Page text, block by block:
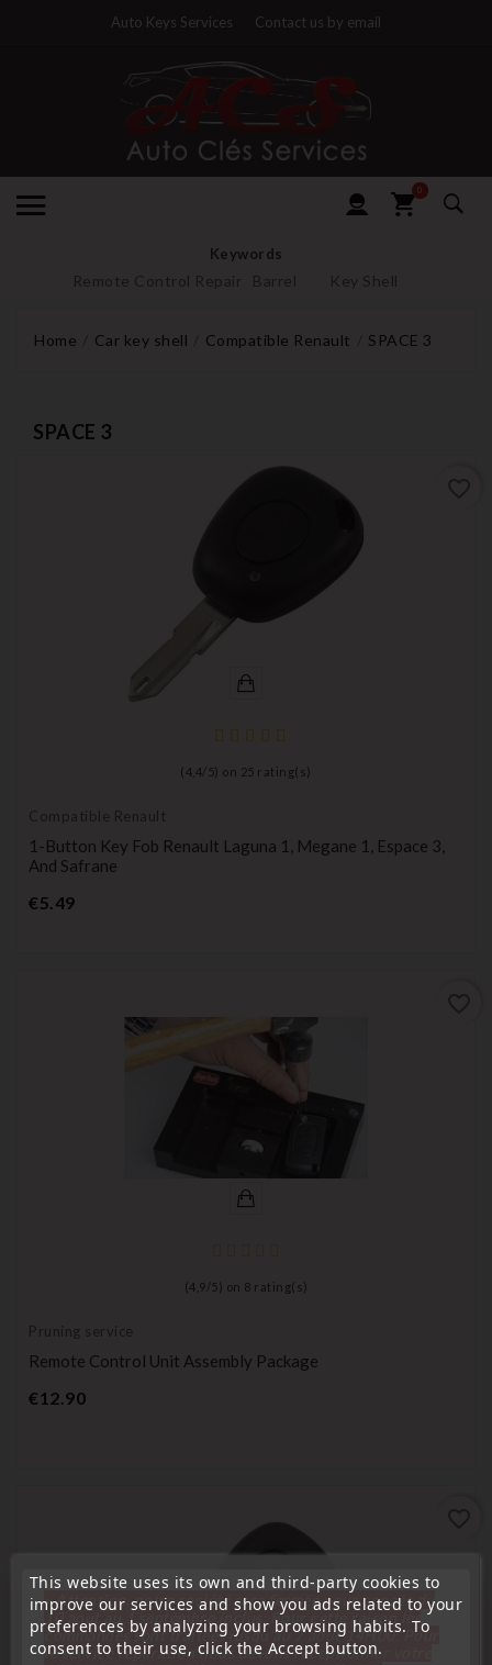
Auto Keys Services Contact us by email
0
Keywords
Remote Control Repair Barrel Key Shell
Home Car key shell Compatible Renault SPACE 3
SPACE 3
( 4,4/ 5) on 25 rating(s)
Compatible Renault
1-Button Key Fob Renault Laguna 1, Megane 1, Espace 3,
And Safrane
€5.49Price
(4,9 / 5) on 8 rating(s)
Pruning service
Remote Control Unit Assembly Package
€12.90Price
This website uses its own and third-party cookies to
improve our services and show you ads related to your
preferences by analyzing your browsing habits. To
consent to their use, click the Accept button.
« Attention, notre société sera fermée pour congés du
10 aout au 1 septembre inclus. Pour cette raison les
commandes sont traitées jusqu'au 7 aout 14H00. Pour
le service réparation nous devons réceptionner votre